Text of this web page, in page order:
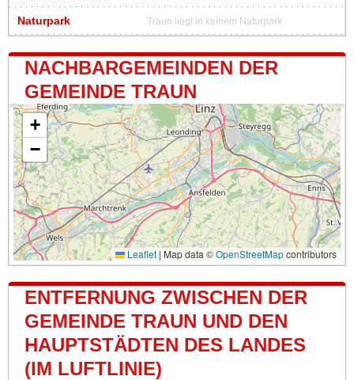
Naturpark Traun liegt in keinem Naturpark
NACHBARGEMEINDEN DER
GEMEINDE TRAUN
+
−
Leaflet | Map data ©OpenStreetMapcontributors
ENTFERNUNG ZWISCHEN DER
GEMEINDE TRAUN UND DEN
HAUPTSTÄDTEN DES LANDES
(IM LUFTLINIE)